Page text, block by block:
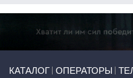
КАТАЛОГ ОПЕРАТОРЫ